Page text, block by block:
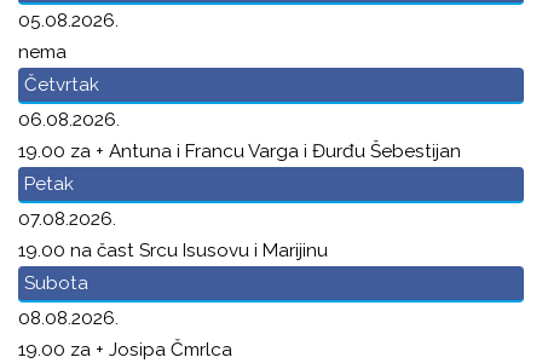
05.08.2026.
nema
Četvrtak
06.08.2026.
19.00 za + Antuna i Francu Varga i Đurđu Šebestijan
Petak
07.08.2026.
19.00 na čast Srcu Isusovu i Marijinu
Subota
08.08.2026.
19.00 za + Josipa Čmrlca